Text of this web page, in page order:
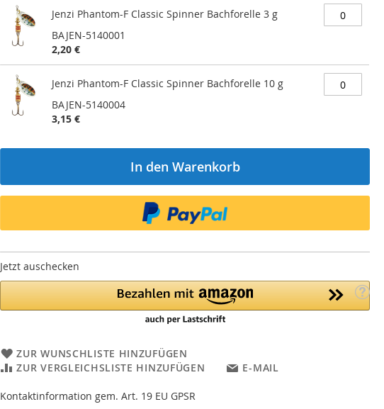
Jenzi Phantom-F Classic Spinner Bachforelle 3 g
BAJEN-5140001
2,20 €
Jenzi Phantom-F Classic Spinner Bachforelle 10 g
BAJEN-5140004
3,15 €
In den Warenkorb
Jetzt auschecken
ZUR WUNSCHLISTE HINZUFÜGEN
ZUR VERGLEICHSLISTE HINZUFÜGEN
E-MAIL
Kontaktinformation gem. Art. 19 EU GPSR